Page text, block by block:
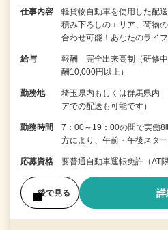
仕事内容
軽貨物自動車を使用した配
積み下ろしのエリア、荷物
合わせ可能！あなたのライ
給与
報酬 完全出来高制（研修
酬10,000円以上）
勤務地
埼玉県内もしくは群馬県内
アでの配送も可能です）
勤務時間
7：00～19：00の間で実働
方により、午前・午後スタ
応募資格 要普通自動車運転免許（
後で見る 詳